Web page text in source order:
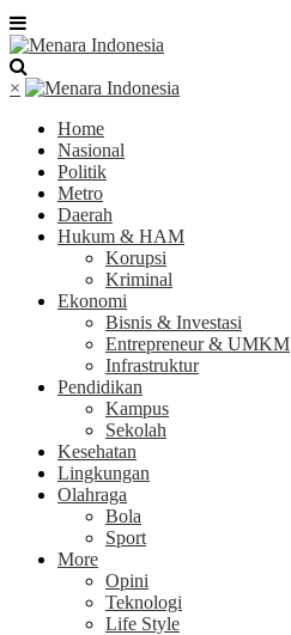
×
Home
Nasional
Politik
Metro
Daerah
Hukum & HAM
Korupsi
Kriminal
Ekonomi
Bisnis & Investasi
Entrepreneur & UMKM
Infrastruktur
Pendidikan
Kampus
Sekolah
Kesehatan
Lingkungan
Olahraga
Bola
Sport
More
Opini
Teknologi
Life Style